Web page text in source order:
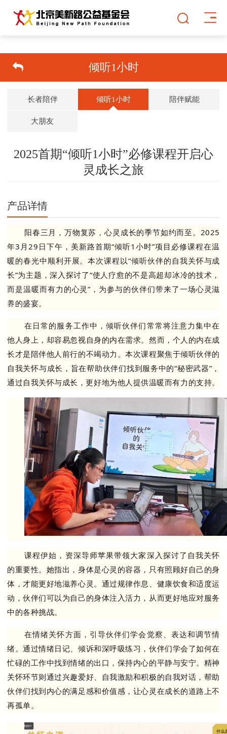
倾听1小时
长者陪伴 倾听1小时 陪伴赋能
大朋友
2025首期“倾听1小时”必修课程开启心
灵成长之旅
产品详情
阳春三月，万物复苏，心灵成长的季节如约而至。2025
年3月29日下午，美新路首期“倾听1小时”项目必修课程在温
暖的春光中顺利开展。本次课程以“倾听伙伴的自我关怀与成
长”为主题，深入探讨了“使人疗愈的不是高超却冰冷的技术，
而是温暖而有力的心灵”，为参与的伙伴们带来了一场心灵滋
养的盛宴。
在日常的服务工作中，倾听伙伴们常常将注意力集中在
他人身上，却容易忽视自身的内在需求。然而，个人的内在成
长才是陪伴他人前行的不竭动力。本次课程聚焦于倾听伙伴的
自我关怀与成长，旨在帮助伙伴们找到服务中的“秘密武器”，
通过自我关怀与成长，更好地为他人提供温暖而有力的支持。
课程伊始，资深导师苹果带领大家深入探讨了自我关怀
的重要性。她指出，身体是心灵的容器，只有照顾好自己的身
体，才能更好地滋养心灵。通过规律作息、健康饮食和适度运
动，伙伴们可以为自己的身体注入活力，从而更好地应对服务
中的各种挑战。
在情绪关怀方面，引导伙伴们学会觉察、表达和调节情
绪。通过情绪日记、倾诉和深呼吸练习，伙伴们学会了如何在
忙碌的工作中找到情绪的出口，保持内心的平静与安宁。精神
关怀环节则通过兴趣爱好、自我激励和积极的自我对话，帮助
伙伴们找到内心的满足感和价值感，让心灵在成长的道路上不
再孤单。